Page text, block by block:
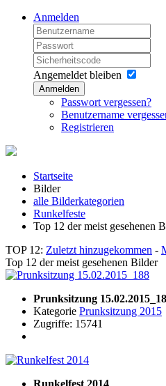
Anmelden
Angemeldet bleiben
Anmelden
Passwort vergessen?
Benutzername
Registrieren
Startseite
Bilder
alle Bilderkategorien
Runkelfeste
Top 12 der meist gesehenen
TOP 12: Zuletzt hinzugekommen -
Top 12 der meist gesehenen Bilder
Prunksitzung
Kategorie Prunksitzung 2015
Zugriffe: 15741
Runkelfest 2014